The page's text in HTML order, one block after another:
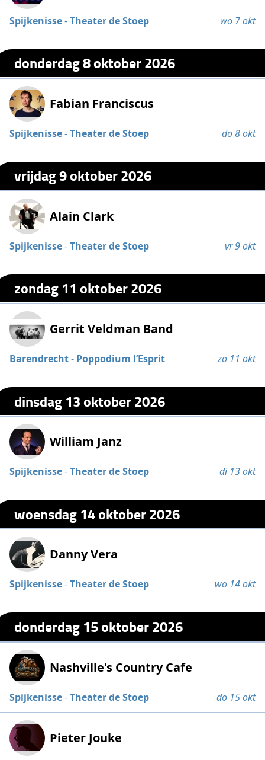
Spijkenisse-Theater de Stoep wo 7 okt
donderdag 8 oktober 2026
Fabian Franciscus
Spijkenisse-Theater de Stoep do 8 okt
vrijdag 9 oktober 2026
Alain Clark
Spijkenisse-Theater de Stoep vr 9 okt
zondag 11 oktober 2026
Gerrit Veldman Band
Barendrecht- Poppodium l’Esprit zo 11 okt
dinsdag 13 oktober 2026
William Janz
Spijkenisse-Theater de Stoep di 13 okt
woensdag 14 oktober 2026
Danny Vera
Spijkenisse-Theater de Stoep wo 14 okt
donderdag 15 oktober 2026
Nashville's Country Cafe
Spijkenisse-Theater de Stoep do 15 okt
Pieter Jouke